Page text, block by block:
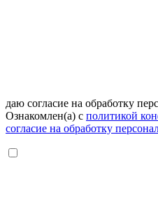
даю согласие на обработку
Ознакомлен(а) с политикой
согласие на обработку